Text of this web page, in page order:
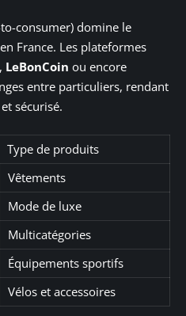
consumer) domine le
France. Les plateformes
, LeBonCoin ou encore
entre particuliers, rendant
sécurisé.
Type de produits
Vêtements
Mode de luxe
Multicatégories
Équipements sportifs
Vélos et accessoires